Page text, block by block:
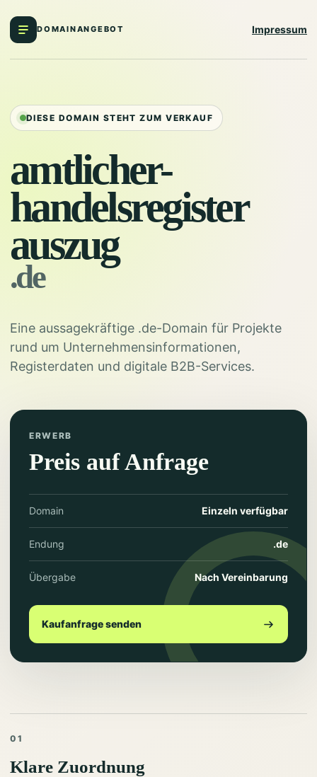
DOMAINANGEBOT Impressum
DIESE DOMAIN STEHT ZUM VERKAUF
amtlicher-
handelsregister
auszug
.de
Eine aussagekräftige .de-Domain für Projekte
rund um Unternehmensinformationen,
Registerdaten und digitale B2B-Services.
ERWERB
Preis auf Anfrage
Domain Einzeln verfügbar
Endung .de
Übergabe Nach Vereinbarung
Kaufanfrage senden
01
Klare Zuordnung